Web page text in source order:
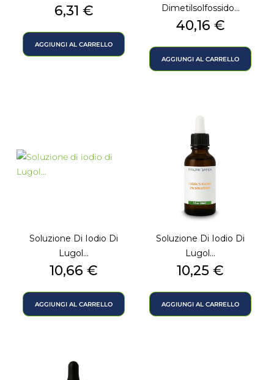
Prezzo
6,31 €
AGGIUNGI AL CARRELLO
Dimetilsolfossido...
Prezzo
40,16 €
AGGIUNGI AL CARRELLO
Soluzione Di Iodio Di
Lugol...
Prezzo
10,66 €
AGGIUNGI AL CARRELLO
Soluzione Di Iodio Di
Lugol...
Prezzo
10,25 €
AGGIUNGI AL CARRELLO